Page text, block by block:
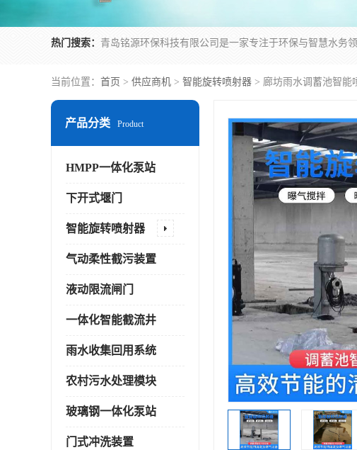
热门搜索：
当前位置： 首页 > 供应商机 > 智能旋转喷射器 > 廊坊雨水调蓄池智能
产品分类 Product
HMPP一体化泵站
下开式堰门
智能旋转喷射器
气动柔性截污装置
液动限流闸门
一体化智能截流井
雨水收集回用系统
农村污水处理模块
玻璃钢一体化泵站
门式冲洗装置